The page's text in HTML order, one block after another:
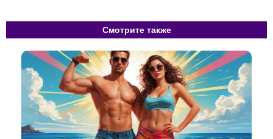
Смотрите также